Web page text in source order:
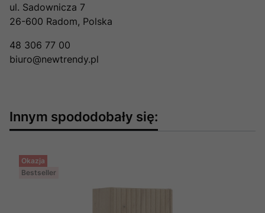
ul. Sadownicza 7
26-600 Radom, Polska
48 306 77 00
biuro@newtrendy.pl
Innym spododobały się:
Okazja
Bestseller